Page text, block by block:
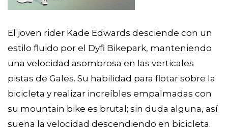
El joven rider Kade Edwards desciende con un
estilo fluido por el Dyfi Bikepark, manteniendo
una velocidad asombrosa en las verticales
pistas de Gales. Su habilidad para flotar sobre la
bicicleta y realizar increíbles empalmadas con
su mountain bike es brutal; sin duda alguna, así
suena la velocidad descendiendo en bicicleta.